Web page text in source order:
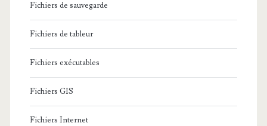
Fichiers de sauvegarde
Fichiers de tableur
Fichiers exécutables
Fichiers GIS
Fichiers Internet